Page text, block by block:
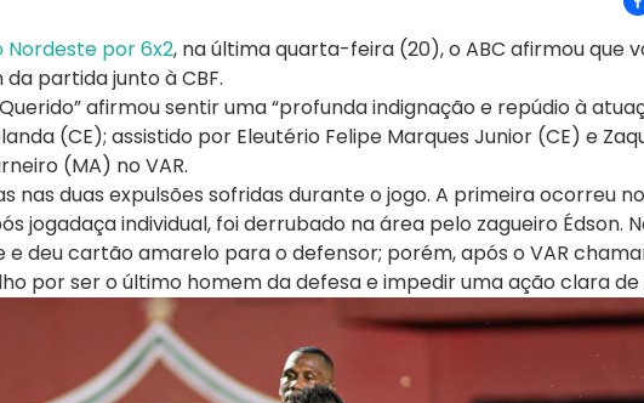
Nordeste por 6x2, na última quarta-feira (20), o ABC afirmou que
partida junto à CBF.
Querido” afirmou sentir uma “profunda indignação e repúdio à
(CE); assistido por Eleutério Felipe Marques Junior (CE) e
(MA) no VAR.
nas duas expulsões sofridas durante o jogo. A primeira ocorreu
jogadaça individual, foi derrubado na área pelo zagueiro Édson.
deu cartão amarelo para o defensor; porém, após o VAR
por ser o último homem da defesa e impedir uma ação clara de